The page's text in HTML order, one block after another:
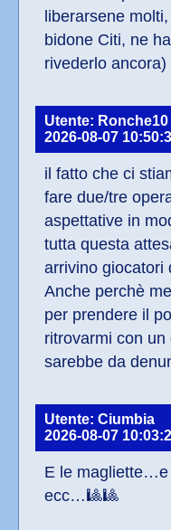
liberarsene
bidone Citi, ne
rivederlo ancora)
Utente: Ronche10
2026-08-07
il fatto che ci
fare due/tre
aspettative in
tutta questa
arrivino giocatori
Anche perchè
per prendere il
ritrovarmi con
sarebbe da
Utente: Ciumbia
2026-08-07
E le
ecc…🎱🎱